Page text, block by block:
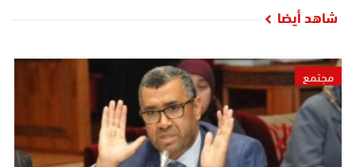
شاهد أيضا
مجتمع